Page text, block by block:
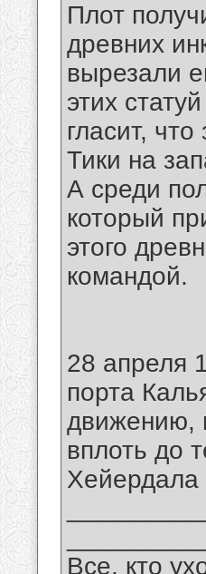
Плот
древних
вырезали
этих
гласит,
Тики на
А среди
который
этого
командой.
28 апреля
порта
движению,
вплоть до
Хейердала
Все, кто